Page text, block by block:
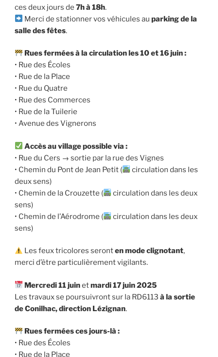
ces deux jours de 7h à 18h.
Merci de stationner vos véhicules auparking de la
salle des fêtes.
Rues fermées à la circulation les 10 et 16 juin :
• Rue des Écoles
• Rue de la Place
• Rue du Quatre
• Rue des Commerces
• Rue de la Tuilerie
• Avenue des Vignerons
Accès au village possible via :
• Rue du Cers → sortie par la rue des Vignes
• Chemin du Pont de Jean Petit (
circulation dans les
deux sens)
• Chemin de la Crouzette (
circulation dans les deux
sens)
• Chemin de l’Aérodrome (
circulation dans les deux
sens)
Les feux tricolores seronten mode clignotant,
merci d’être particulièrement vigilants.
Mercredi 11 juinetmardi 17 juin 2025
Les travaux se poursuivront sur la RD6113 à la sortie
de Conilhac, direction Lézignan.
Rues fermées ces jours-là :
• Rue des Écoles
• Rue de la Place